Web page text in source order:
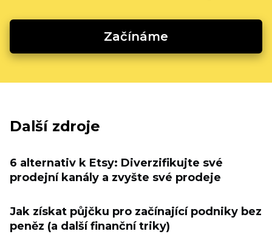
Začínáme
Další zdroje
6 alternativ k Etsy: Diverzifikujte své
prodejní kanály a zvyšte své prodeje
Jak získat půjčku pro začínající podniky bez
peněz (a další finanční triky)